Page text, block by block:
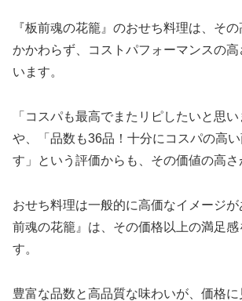
『板前魂の花籠』のおせち料理は、そ
かかわらず、コストパフォーマンスの
います。
「コスパも最高でまたリピしたいと思
や、「品数も36品！十分にコスパの高
す」という評価からも、その価値の高さ
おせち料理は一般的に高価なイメージ
前魂の花籠』は、その価格以上の満足感
す。
豊富な品数と高品質な味わいが、価格